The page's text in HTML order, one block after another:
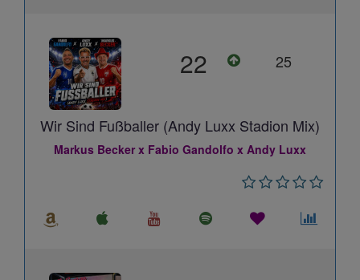
22 25
Wir Sind Fußballer (Andy Luxx Stadion Mix)
Markus Becker x Fabio Gandolfo x Andy Luxx